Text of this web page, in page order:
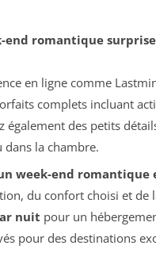
end romantique
en ligne comme
complets incluant
également des petits
la chambre.
week-end romantique
du confort choisi et de
nuit pour un
pour des destinations